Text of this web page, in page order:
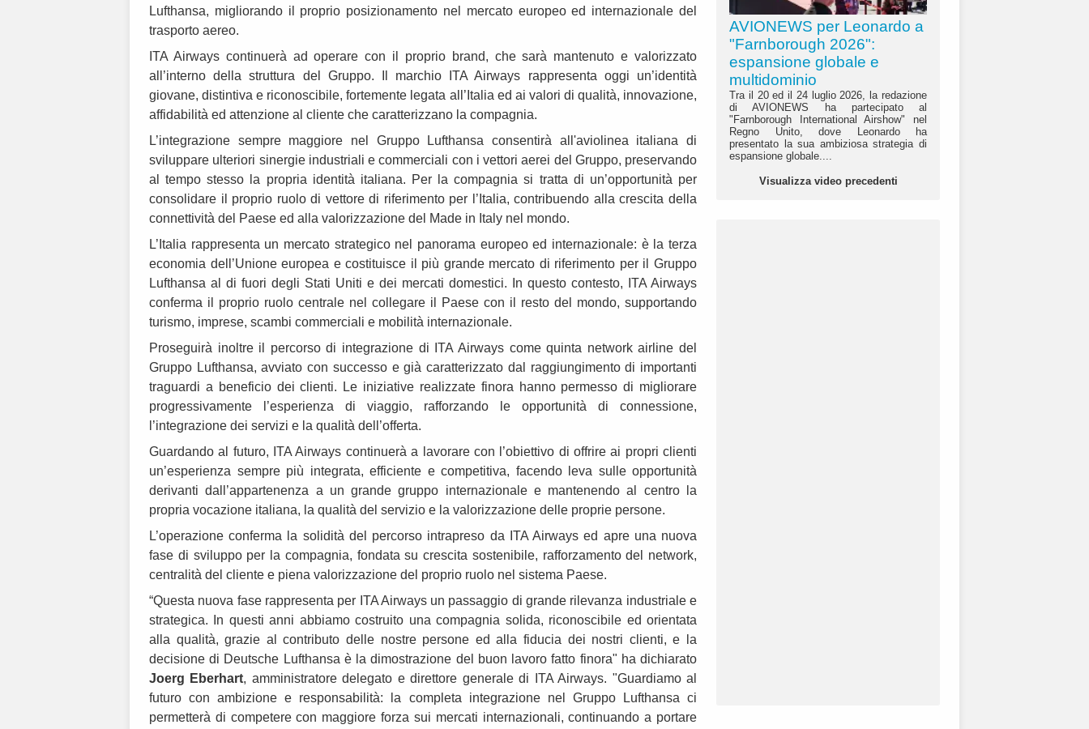
Lufthansa, migliorando il proprio posizionamento nel mercato europeo ed internazionale del
trasporto aereo.
ITA Airways continuerà ad operare con il proprio brand, che sarà mantenuto e valorizzato
all’interno della struttura del Gruppo. Il marchio ITA Airways rappresenta oggi un’identità
giovane, distintiva e riconoscibile, fortemente legata all’Italia ed ai valori di qualità, innovazione,
affidabilità ed attenzione al cliente che caratterizzano la compagnia.
L’integrazione sempre maggiore nel Gruppo Lufthansa consentirà all'aviolinea italiana di
sviluppare ulteriori sinergie industriali e commerciali con i vettori aerei del Gruppo, preservando
al tempo stesso la propria identità italiana. Per la compagnia si tratta di un’opportunità per
consolidare il proprio ruolo di vettore di riferimento per l’Italia, contribuendo alla crescita della
connettività del Paese ed alla valorizzazione del Made in Italy nel mondo.
L’Italia rappresenta un mercato strategico nel panorama europeo ed internazionale: è la terza
economia dell’Unione europea e costituisce il più grande mercato di riferimento per il Gruppo
Lufthansa al di fuori degli Stati Uniti e dei mercati domestici. In questo contesto, ITA Airways
conferma il proprio ruolo centrale nel collegare il Paese con il resto del mondo, supportando
turismo, imprese, scambi commerciali e mobilità internazionale.
Proseguirà inoltre il percorso di integrazione di ITA Airways come quinta network airline del
Gruppo Lufthansa, avviato con successo e già caratterizzato dal raggiungimento di importanti
traguardi a beneficio dei clienti. Le iniziative realizzate finora hanno permesso di migliorare
progressivamente l’esperienza di viaggio, rafforzando le opportunità di connessione,
l’integrazione dei servizi e la qualità dell’offerta.
Guardando al futuro, ITA Airways continuerà a lavorare con l’obiettivo di offrire ai propri clienti
un’esperienza sempre più integrata, efficiente e competitiva, facendo leva sulle opportunità
derivanti dall’appartenenza a un grande gruppo internazionale e mantenendo al centro la
propria vocazione italiana, la qualità del servizio e la valorizzazione delle proprie persone.
L’operazione conferma la solidità del percorso intrapreso da ITA Airways ed apre una nuova
fase di sviluppo per la compagnia, fondata su crescita sostenibile, rafforzamento del network,
centralità del cliente e piena valorizzazione del proprio ruolo nel sistema Paese.
“Questa nuova fase rappresenta per ITA Airways un passaggio di grande rilevanza industriale e
strategica. In questi anni abbiamo costruito una compagnia solida, riconoscibile ed orientata
alla qualità, grazie al contributo delle nostre persone ed alla fiducia dei nostri clienti, e la
decisione di Deutsche Lufthansa è la dimostrazione del buon lavoro fatto finora" ha dichiarato
Joerg Eberhart, amministratore delegato e direttore generale di ITA Airways. "Guardiamo al
futuro con ambizione e responsabilità: la completa integrazione nel Gruppo Lufthansa ci
permetterà di competere con maggiore forza sui mercati internazionali, continuando a portare
AVIONEWS per Leonardo a
"Farnborough 2026":
espansione globale e
multidominio
Tra il 20 ed il 24 luglio 2026, la redazione
di AVIONEWS ha partecipato al
"Farnborough International Airshow" nel
Regno Unito, dove Leonardo ha
presentato la sua ambiziosa strategia di
espansione globale....
Visualizza video precedenti